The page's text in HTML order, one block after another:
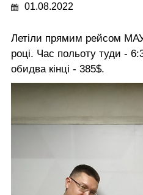
01.08.2022
Летіли прямим рейсом
році. Час польоту туди -
обидва кінці - 385$.